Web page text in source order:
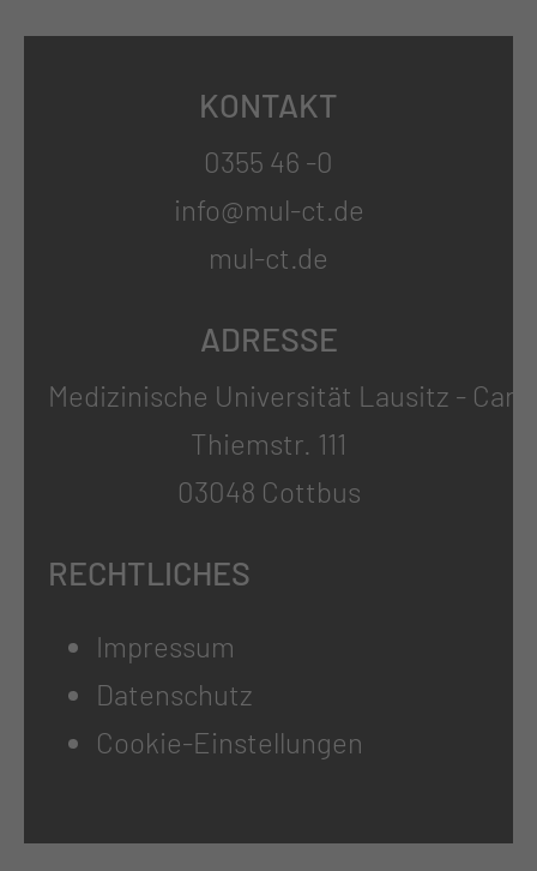
KONTAKT
0355 46 -0
info@mul-ct.de
mul-ct.de
ADRESSE
Medizinische Universität Lausitz - Carl
Thiemstr. 111
03048 Cottbus
RECHTLICHES
Impressum
Datenschutz
Cookie-Einstellungen